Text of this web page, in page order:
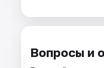
Вопросы и